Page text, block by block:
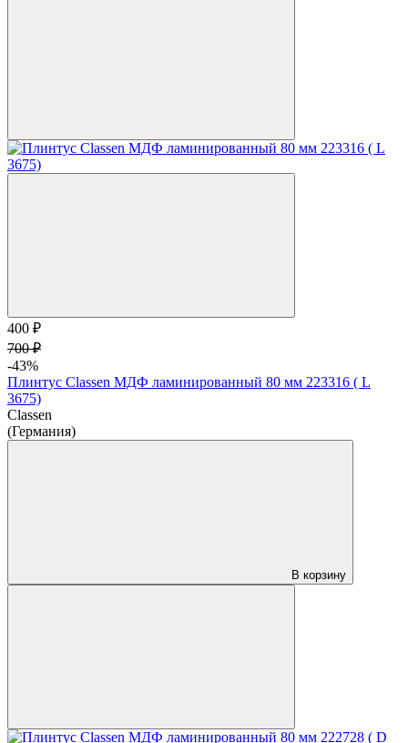
400 ₽
700 ₽
-43%
Плинтус Classen МДФ ламинированный 80 мм 223316 ( L
3675)
Classen
(Германия)
В корзину